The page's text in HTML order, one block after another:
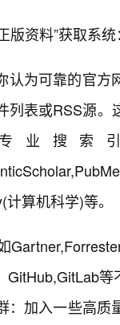
版资料”获取系
认为可靠的官
列表或RSS源
业搜索
算机科学)等。
GitHub,GitLab
：加入一些高